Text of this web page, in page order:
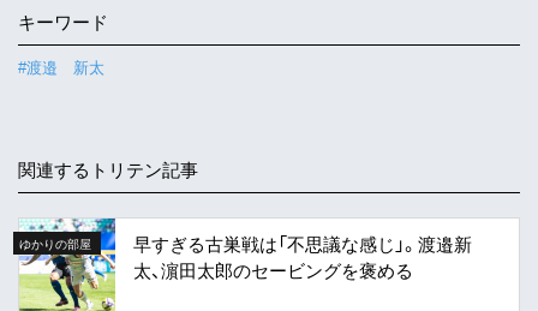
キーワード
#渡邉 新太
関連するトリテン記事
ゆかりの部屋
早すぎる古巣戦は「不思議な感じ」。渡邉新
太、濵田太郎のセービングを褒める